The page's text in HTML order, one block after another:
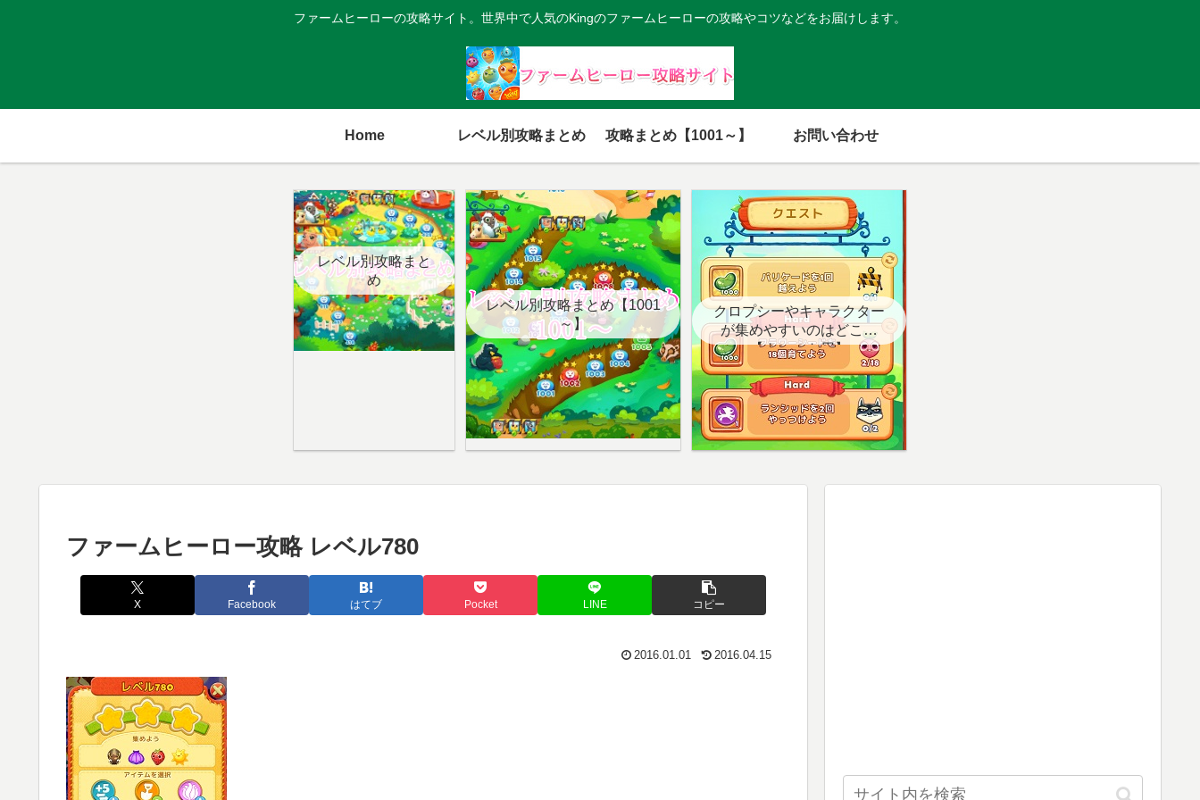
ファームヒーローの攻略サイト。世界中で人気のKingのファームヒーローの攻略やコツなどをお届けします。
Home レベル別攻略まとめ 攻略まとめ【1001～】 お問い合わせ
レベル別攻略まと
め
レベル別攻略まとめ【1001
～】
クロプシーやキャラクター
が集めやすいのはどこ？
【クエスト用】
ファームヒーロー攻略 レベル780
X Facebook はてブ Pocket LINE コピー
2016.01.01 2016.04.15